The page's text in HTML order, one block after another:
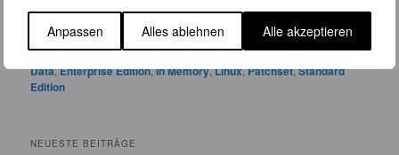
Anpassen Alles ablehnen Alle akzeptieren
Weiterlesen→
Veröffentlicht unterAllgemein|Verschlagwortet mit12.1.0.2,12c,Big
Data,Enterprise Edition,In Memory,Linux,Patchset,Standard
Edition
NEUESTE BEITRÄGE